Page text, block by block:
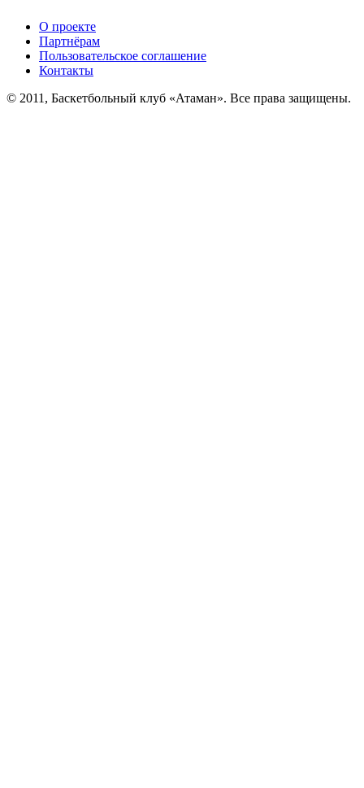
О проекте
Партнёрам
Пользовательское соглашение
Контакты
© 2011, Баскетбольный клуб «Атаман». Все права защищены.